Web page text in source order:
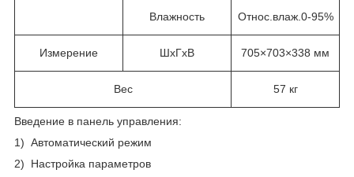
Влажность Относ.влаж.0-95%
Измерение ШхГхВ 705×703×338 мм
Вес 57 кг
Введение в панель управления:
1) Автоматический режим
2) Настройка параметров